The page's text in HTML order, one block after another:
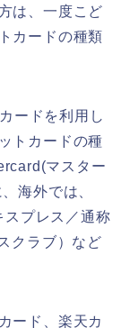
は、一度こど
カードの種類
ードを利用し
トカードの種
マスター
海外では、
プレス／通称
クラブ）など
ード、楽天カ